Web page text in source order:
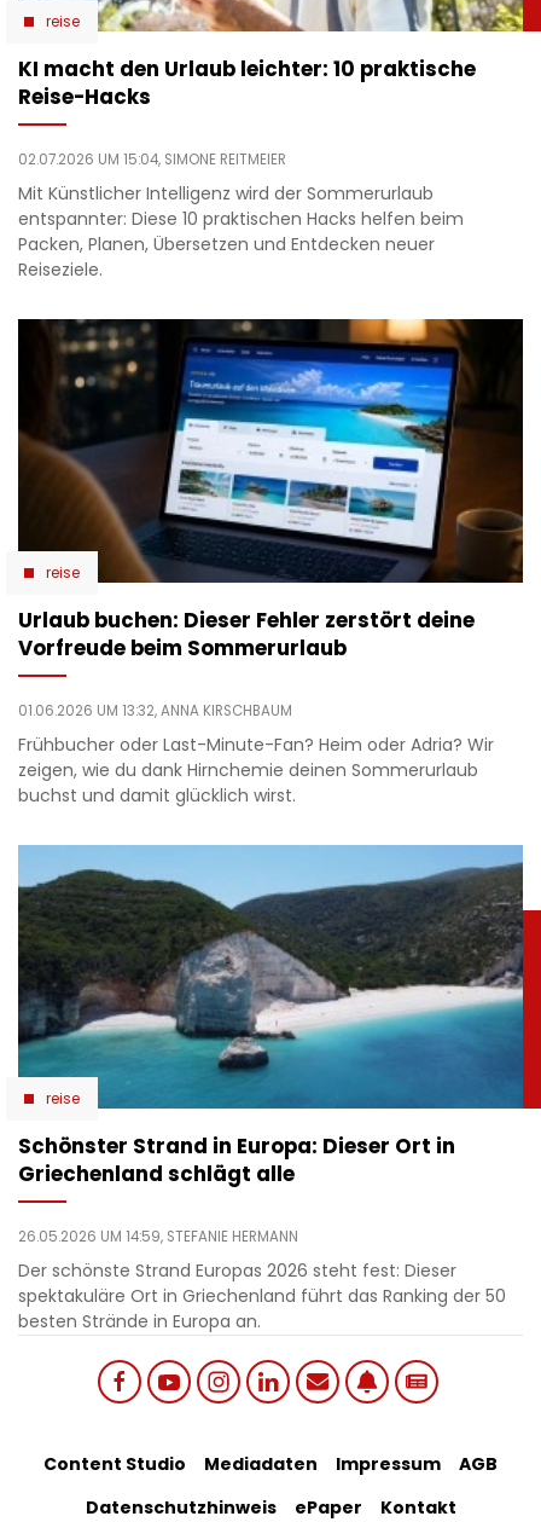
reise
KI macht den Urlaub leichter: 10 praktische
Reise-Hacks
02.07.2026 UM 15:04, SIMONE REITMEIER
Mit Künstlicher Intelligenz wird der Sommerurlaub
entspannter: Diese 10 praktischen Hacks helfen beim
Packen, Planen, Übersetzen und Entdecken neuer
Reiseziele.
reise
Urlaub buchen: Dieser Fehler zerstört deine
Vorfreude beim Sommerurlaub
01.06.2026 UM 13:32,ANNA KIRSCHBAUM
Frühbucher oder Last-Minute-Fan? Heim oder Adria? Wir
zeigen, wie du dank Hirnchemie deinen Sommerurlaub
buchst und damit glücklich wirst.
reise
Schönster Strand in Europa: Dieser Ort in
Griechenland schlägt alle
26.05.2026 UM 14:59, STEFANIE HERMANN
Der schönste Strand Europas 2026 steht fest: Dieser
spektakuläre Ort in Griechenland führt das Ranking der 50
besten Strände in Europa an.
links
Footer
Content Studio Mediadaten Impressum
AGB
Datenschutzhinweis
ePaper Kontakt